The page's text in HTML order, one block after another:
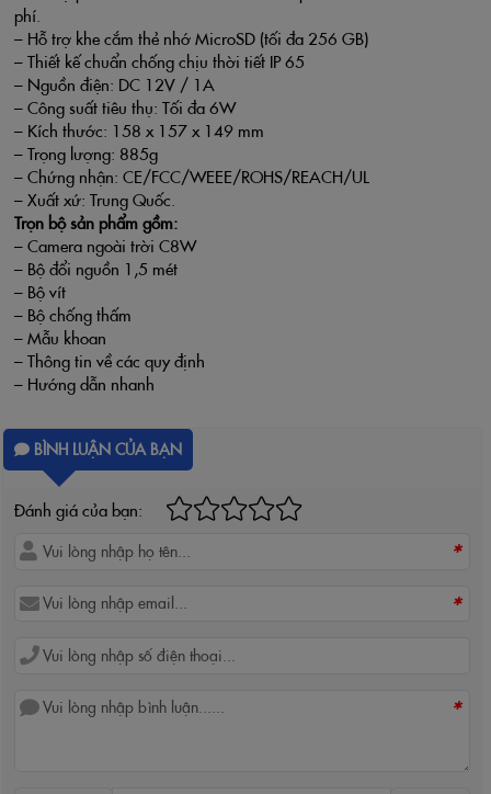
phí.
– Hỗ trợ khe cắm thẻ nhớ MicroSD (tối đa 256 GB)
– Thiết kếchuẩn chống chịu thời tiết IP65
– Nguồn điện: DC 12V / 1A
– Công suất tiêu thụ: Tối đa 6W
– Kích thước: 158 x 157 x 149 mm
– Trọng lượng: 885g
– Chứng nhận: CE/FCC/WEEE/ROHS/REACH/UL
– Xuất xứ: Trung Quốc.
Trọn bộ sản phẩm gồm:
– Camera ngoài trời C8W
– Bộ đổi nguồn 1,5 mét
– Bộ vít
– Bộ chống thấm
– Mẫu khoan
– Thông tin về các quy định
– Hướng dẫn nhanh
BÌNH LUẬN CỦA BẠN
Đánh giá của bạn:
*
*
*